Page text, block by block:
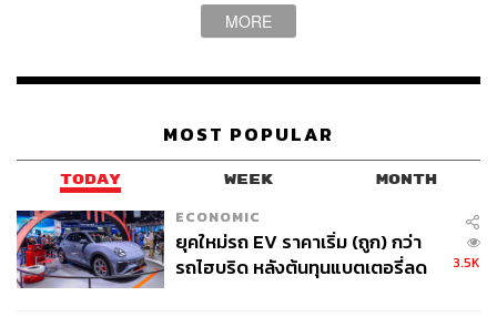
MORE
MOST POPULAR
TODAY WEEK MONTH
ECONOMIC
ยุคใหม่รถ EV ราคาเริ่ม (ถูก) กว่า
รถไฮบริด หลังต้นทุนแบตเตอรี่ลด
3.5K